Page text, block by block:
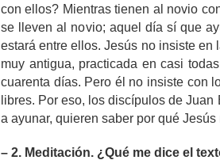
con ellos? Mientras tienen al novio
se lleven al novio; aquel día sí que
estará entre ellos. Jesús no insiste
muy antigua, practicada en casi
cuarenta días. Pero él no insiste con
libres. Por eso, los discípulos de
a ayunar, quieren saber por qué
– 2. Meditación. ¿Qué me dice el